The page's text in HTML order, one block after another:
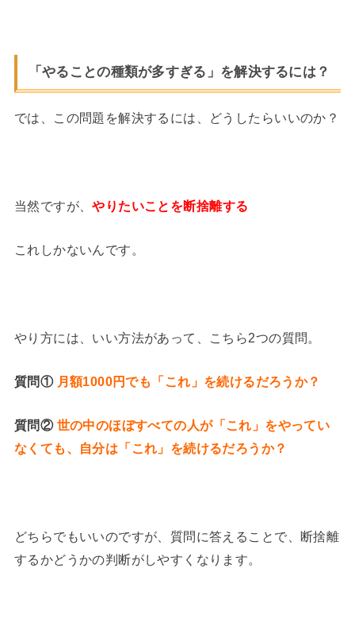
「やることの種類が多すぎる」を解決するには？
では、この問題を解決するには、どうしたらいいのか？
当然ですが、やりたいことを断捨離する
これしかないんです。
やり方には、いい方法があって、こちら2つの質問。
質問① 月額1000円でも「これ」を続けるだろうか？
質問② 世の中のほぼすべての人が「これ」をやってい
なくても、自分は「これ」を続けるだろうか？
どちらでもいいのですが、質問に答えることで、断捨離
するかどうかの判断がしやすくなります。